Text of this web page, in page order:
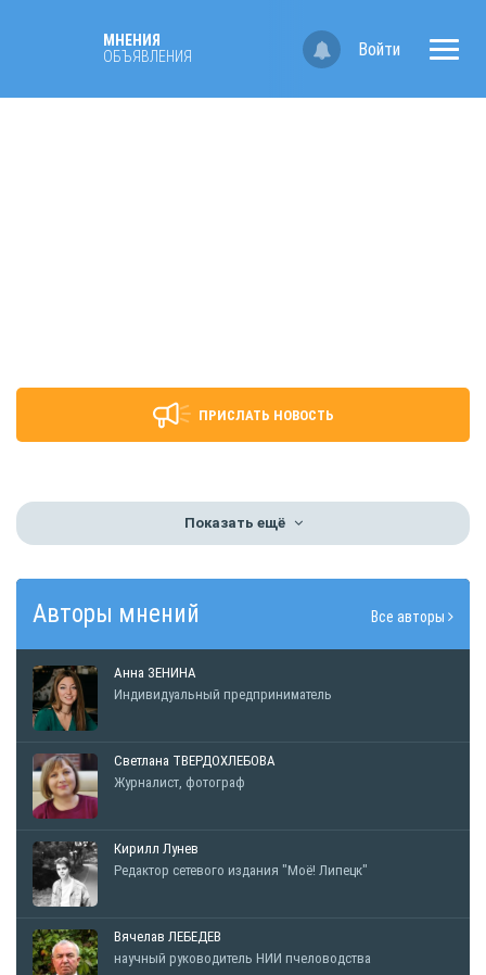
МНЕНИЯ
ОБЪЯВЛЕНИЯ
Войти
ПРИСЛАТЬ НОВОСТЬ
Показать ещё
Авторы мнений Все авторы
Анна ЗЕНИНА
Индивидуальный предприниматель
Светлана ТВЕРДОХЛЕБОВА
Журналист, фотограф
Кирилл Лунев
Редактор сетевого издания "Моё! Липецк"
Вячелав ЛЕБЕДЕВ
научный руководитель НИИ пчеловодства